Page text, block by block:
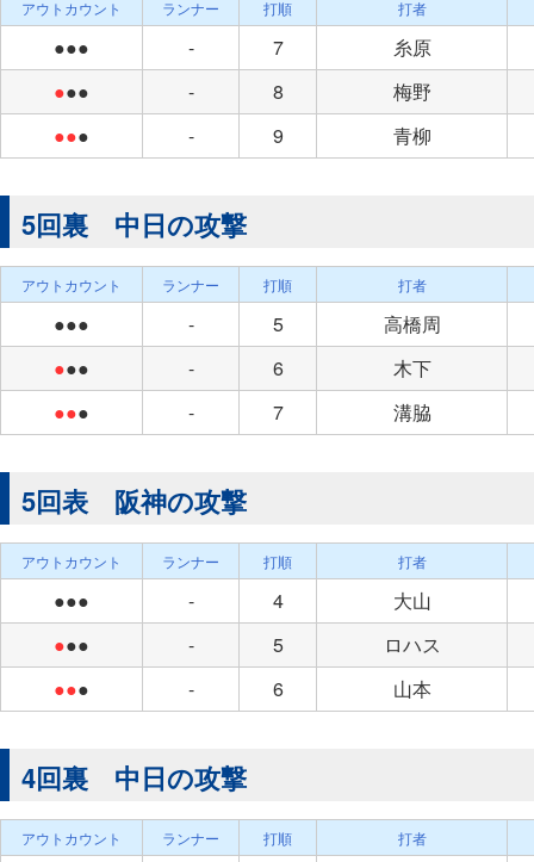
アウトカウント ランナー 打順 打者
●●● - 7
糸原
●●● - 8
梅野
●●● - 9 青柳
5回裏 中日の攻撃
アウトカウント ランナー 打順 打者
●●● - 5
高橋周
●●● - 6
木下
●●● - 7 溝脇
5回表 阪神の攻撃
アウトカウント ランナー 打順 打者
●●● - 4
大山
●●● - 5
ロハス
●●● - 6 山本
4回裏 中日の攻撃
アウトカウント ランナー 打順 打者